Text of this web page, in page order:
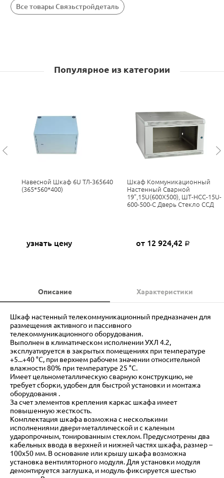
Все товары Связьстройдеталь
Популярное из категории
Навесной Шкаф 6U ТЛ-365640
(365*560*400)
узнать цену
Шкаф Коммуникационный
Настенный Сварной
19”,15U(600X500), ШТ-НСС-15U-
600-500-С Дверь Стекло ССД
от 12 924,42 Р
Описание Характеристики
Шкаф настенный телекоммуникационный предназначен для
размещения активного и пассивного
телекоммуникационного оборудования.
Выполнен в климатическом исполнении УХЛ 4.2,
эксплуатируется в закрытых помещениях при температуре
+5...+40 °С, при верхнем рабочем значении относительной
влажности 80% при температуре 25 °С.
Имеет цельнометаллическую сварную конструкцию, не
требует сборки, удобен для быстрой установки и монтажа
оборудования .
За счет элементов крепления каркас шкафа имеет
повышенную жесткость.
Комплектация шкафа возможна с несколькими
исполнениями двери-металлической и с каленым
ударопрочным, тонированным стеклом. Предусмотрены два
кабельных ввода в верхней и нижней частях шкафа, размер –
100х50 мм. В основание или крышу шкафа возможна
установка вентиляторного модуля. Для установки модуля
демонтируется заглушка, и модуль фиксируется шестью